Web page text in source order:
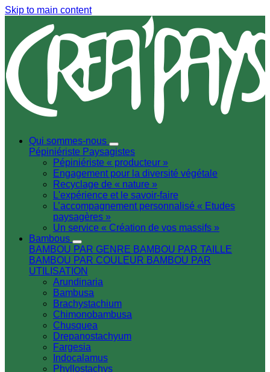
Skip to main content
Qui sommes-nous
Pépiniériste Paysagistes
Pépiniériste « producteur »
Engagement pour la diversité végétale
Recyclage de « nature »
L'expérience et le savoir-faire
L’accompagnement personnalisé « Etudes
paysagères »
Un service « Création de vos massifs »
Bambous
BAMBOU PAR GENRE BAMBOU PAR TAILLE
BAMBOU PAR COULEUR BAMBOU PAR
UTILISATION
Arundinaria
Bambusa
Brachystachium
Chimonobambusa
Chusquea
Drepanostachyum
Fargesia
Indocalamus
Phyllostachys